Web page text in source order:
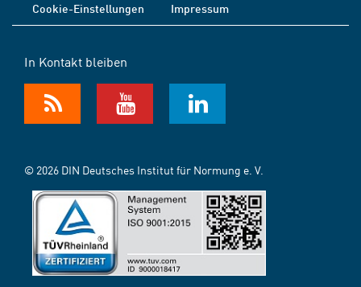
Cookie-Einstellungen
Impressum
In Kontakt bleiben
© 2026 DIN Deutsches Institut für Normung e. V.